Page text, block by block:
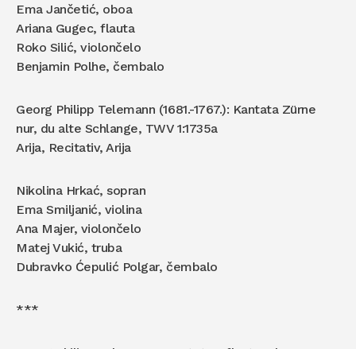
Ema Jančetić, oboa
Ariana Gugec, flauta
Roko Silić, violončelo
Benjamin Polhe, čembalo
Georg Philipp Telemann (1681.-1767.): Kantata Zürne
nur, du alte Schlange, TWV 1:1735a
Arija, Recitativ, Arija
Nikolina Hrkać, sopran
Ema Smiljanić, violina
Ana Majer, violončelo
Matej Vukić, truba
Dubravko Ćepulić Polgar, čembalo
***